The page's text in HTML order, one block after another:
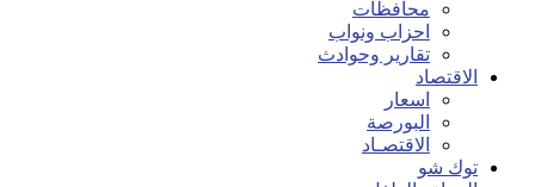
محافظات
احزاب ونواب
تقارير وحوادث
الاقتصاد
اسعار
البورصة
الاقتصـاد
توك شو